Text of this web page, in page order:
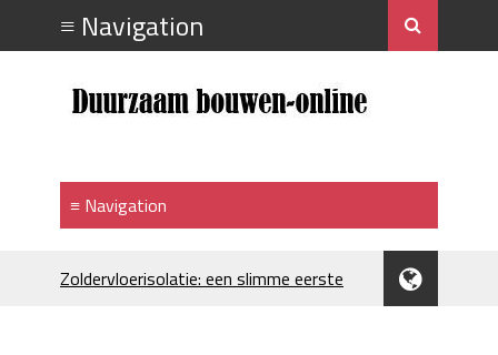
Zoldervloerisolatie: een slimme eerste